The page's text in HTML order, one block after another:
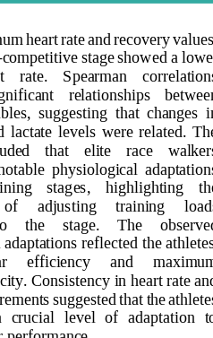
heart rate and recovery
ompetitive stage showed a
rate. Spearman
relationships betwe
suggesting that changes
lactate levels were related.
that elite race
physiological
stages, highlighting
of adjusting training
the stage. The
reflected the
efficiency and
Consistency in heart rate
suggested that the
crucial level of adaptation